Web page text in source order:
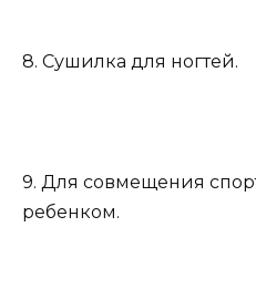
8. Сушилка для ногтей.
9. Для совмещения
ребенком.